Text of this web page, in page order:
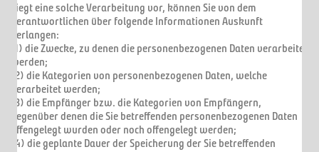
Liegt eine solche Verarbeitung vor, können Sie von dem
Verantwortlichen über folgende Informationen Auskunft
verlangen:
(1) die Zwecke, zu denen die personenbezogenen Daten verarbeitet
werden;
(2) die Kategorien von personenbezogenen Daten, welche
verarbeitet werden;
(3) die Empfänger bzw. die Kategorien von Empfängern,
gegenüber denen die Sie betreffenden personenbezogenen Daten
offengelegt wurden oder noch offengelegt werden;
(4) die geplante Dauer der Speicherung der Sie betreffenden